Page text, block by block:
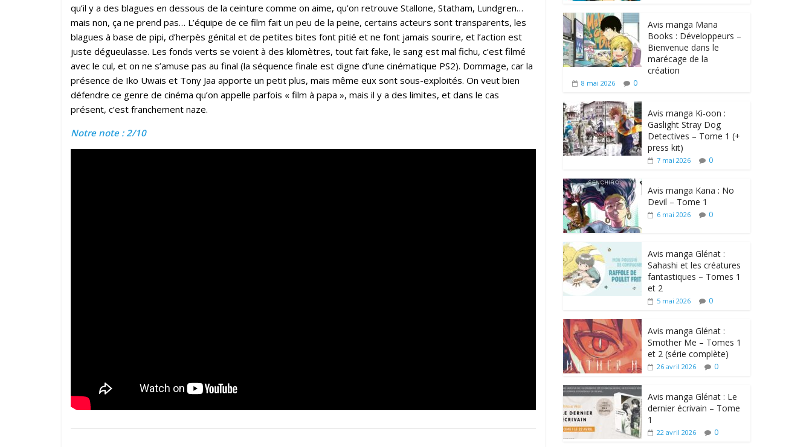
qu’il y a des blagues en dessous de la ceinture comme on aime, qu’on retrouve Stallone, Statham, Lundgren…
mais non, ça ne prend pas… L’équipe de ce film fait un peu de la peine, certains acteurs sont transparents, les
blagues à base de pipi, d’herpès génital et de petites bites font pitié et ne font jamais sourire, et l’action est
juste dégueulasse. Les fonds verts se voient à des kilomètres, tout fait fake, le sang est mal fichu, c’est filmé
avec le cul, et on ne s’amuse pas au final (la séquence finale est digne d’une cinématique PS2). Dommage, car la
présence de Iko Uwais et Tony Jaa apporte un petit plus, mais même eux sont sous-exploités. On veut bien
défendre ce genre de cinéma qu’on appelle parfois « film à papa », mais il y a des limites, et dans le cas
présent, c’est franchement naze.
Notre note : 2/10
Avis manga Mana
Books : Développeurs –
Bienvenue dans le
marécage de la
création
8 mai 2026 0
Avis manga Ki-oon :
Gaslight Stray Dog
Detectives – Tome 1 (+
press kit)
7 mai 2026 0
Avis manga Kana : No
Devil – Tome 1
6 mai 2026 0
Avis manga Glénat :
Sahashi et les créatures
fantastiques – Tomes 1
et 2
5 mai 2026 0
Avis manga Glénat :
Smother Me – Tomes 1
et 2 (série complète)
26 avril 2026 0
Avis manga Glénat : Le
dernier écrivain – Tome
1
22 avril 2026 0